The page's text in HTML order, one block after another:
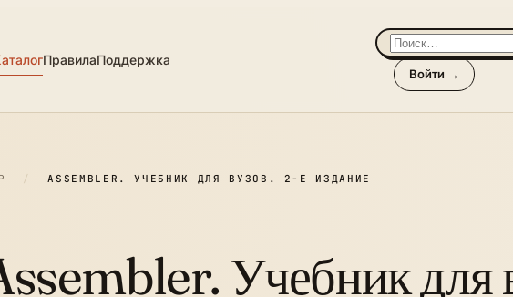
ПравилаПоддержка
Войти →
/ ASSEMBLER. УЧЕБНИК ДЛЯ ВУЗОВ. 2-Е ИЗДАНИЕ
Учебник для